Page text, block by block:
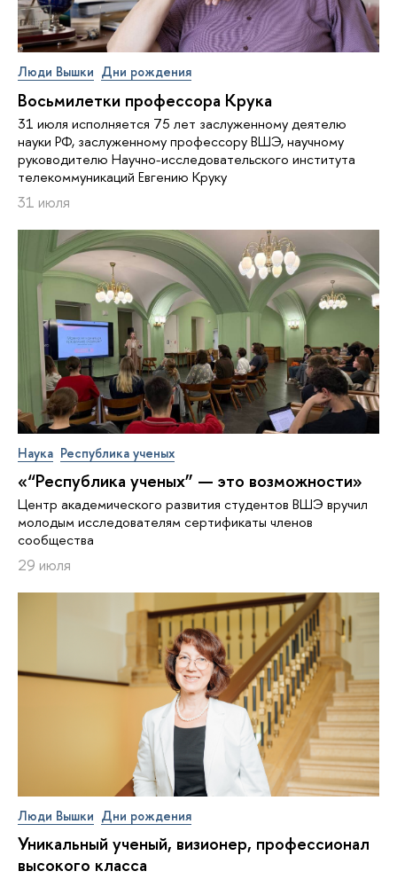
Люди Вышки Дни рождения
Восьмилетки профессора Крука
31 июля исполняется 75 лет заслуженному деятелю
науки РФ, заслуженному профессору ВШЭ, научному
руководителю Научно-исследовательского института
телекоммуникаций Евгению Круку
31 июля
Наука Республика ученых
«“Республика ученых” — это возможности»
Центр академического развития студентов ВШЭ вручил
молодым исследователям сертификаты членов
сообщества
29 июля
Люди Вышки Дни рождения
Уникальный ученый, визионер, про­фес­си­о­нал
высокого класса